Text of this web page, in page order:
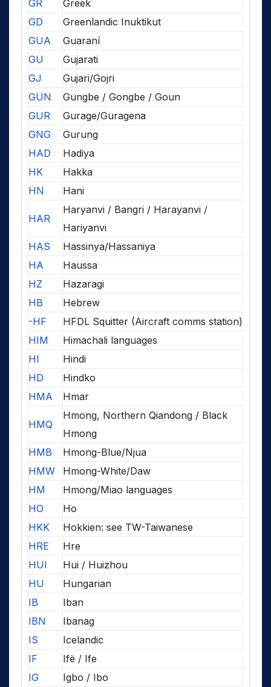
GR
Greek
GD
Greenlandic Inuktikut
GUA
Guaraní
GU
Gujarati
GJ
Gujari/Gojri
GUN
Gungbe / Gongbe / Goun
GUR
Gurage/Guragena
GNG
Gurung
HAD
Hadiya
HK
Hakka
HN
Hani
HAR
Haryanvi / Bangri / Harayanvi /
Hariyanvi
HAS
Hassinya/Hassaniya
HA
Haussa
HZ
Hazaragi
HB
Hebrew
-HF
HFDL Squitter (Aircraft comms station)
HIM
Himachali languages
HI
Hindi
HD
Hindko
HMA
Hmar
HMQ
Hmong, Northern Qiandong / Black
Hmong
HMB
Hmong-Blue/Njua
HMW
Hmong-White/Daw
HM
Hmong/Miao languages
HO
Ho
HKK
Hokkien: see TW-Taiwanese
HRE
Hre
HUI
Hui / Huizhou
HU
Hungarian
IB
Iban
IBN
Ibanag
IS
Icelandic
IF
Ifè / Ife
IG
Igbo / Ibo